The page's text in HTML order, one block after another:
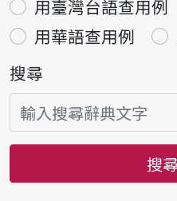
用臺灣台語查用例
用華語查用例
搜尋
搜